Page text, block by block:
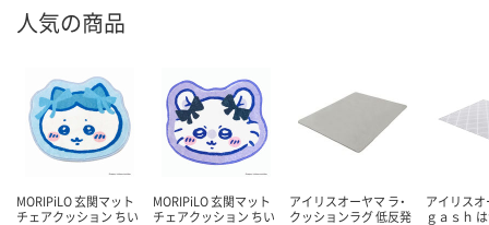
人気の商品
MORIPiLO 玄関マット
チェアクッション ちい
MORIPiLO 玄関マット
チェアクッション ちい
アイリスオーヤマ ラ・
クッションラグ 低反発
アイリス
ｇａｓｈ